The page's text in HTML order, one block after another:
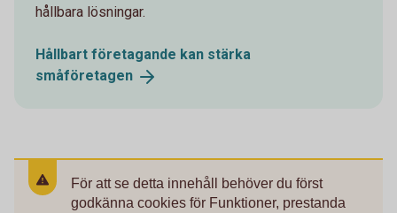
hållbara lösningar.
Hållbart företagande kan stärka
småföretagen
För att se detta innehåll behöver du först
godkänna cookies för Funktioner, prestanda